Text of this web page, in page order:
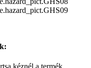
kéznél a termék